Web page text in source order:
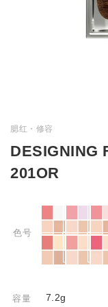
腮红・修容
DESIGNING
201OR
色号
容量 7.2g